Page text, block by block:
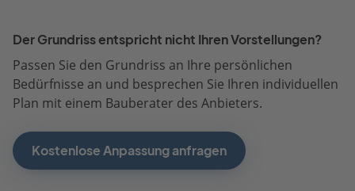
Der Grundriss entspricht nicht Ihren Vorstellungen?
Passen Sie den Grundriss an Ihre persönlichen
Bedürfnisse an und besprechen Sie Ihren individuellen
Plan mit einem Bauberater des Anbieters.
Kostenlose Anpassung anfragen